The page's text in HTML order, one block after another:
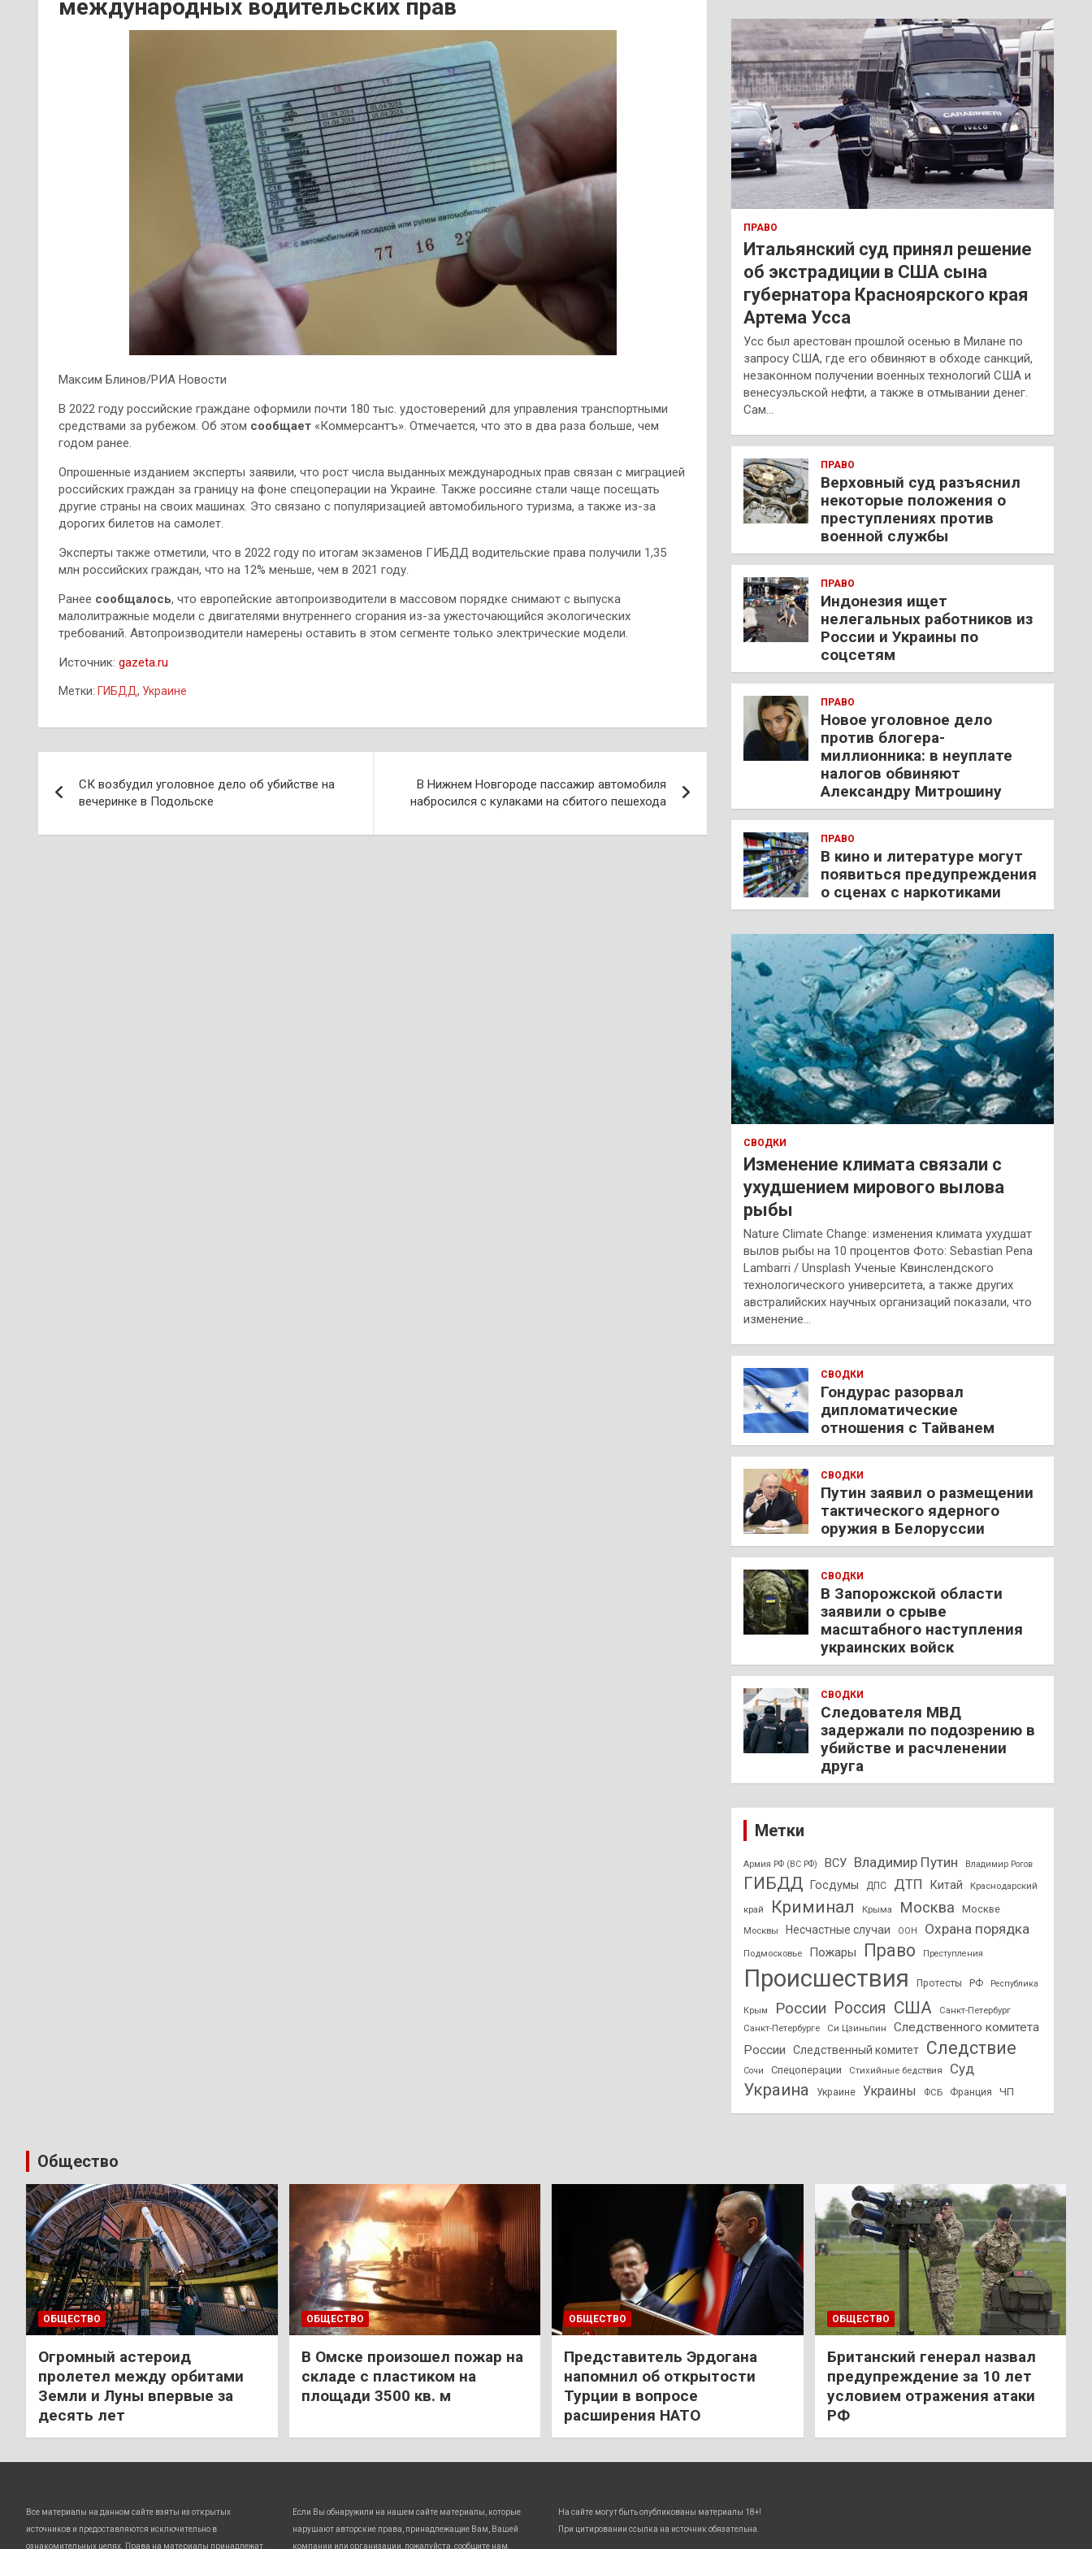
международных водительских прав
Максим Блинов/РИА Новости
В 2022 году российские граждане оформили почти 180 тыс. удостоверений для управления транспортными
средствами за рубежом. Об этом сообщает «Коммерсантъ». Отмечается, что это в два раза больше, чем
годом ранее.
Опрошенные изданием эксперты заявили, что рост числа выданных международных прав связан с миграцией
российских граждан за границу на фоне спецоперации на Украине. Также россияне стали чаще посещать
другие страны на своих машинах. Это связано с популяризацией автомобильного туризма, а также из-за
дорогих билетов на самолет.
Эксперты также отметили, что в 2022 году по итогам экзаменов ГИБДД водительские права получили 1,35
млн российских граждан, что на 12% меньше, чем в 2021 году.
Ранее сообщалось, что европейские автопроизводители в массовом порядке снимают с выпуска
малолитражные модели с двигателями внутреннего сгорания из-за ужесточающийся экологических
требований. Автопроизводители намерены оставить в этом сегменте только электрические модели.
Источник: gazeta.ru
Метки: ГИБДД , Украине
по
записям
СК возбудил уголовное дело об убийстве на
вечеринке в Подольске
В Нижнем Новгороде пассажир автомобиля
набросился с кулаками на сбитого пешехода
к
ПРАВО
Итальянский суд принял решение
об экстрадиции в США сына
губернатора Красноярского края
Артема Усса
Усс был арестован прошлой осенью в Милане по
запросу США, где его обвиняют в обходе санкций,
незаконном получении военных технологий США и
венесуэльской нефти, а также в отмывании денег.
Сам…
ПРАВО
Верховный суд разъяснил
некоторые положения о
преступлениях против
военной службы
ПРАВО
Индонезия ищет
нелегальных работников из
России и Украины по
соцсетям
ПРАВО
Новое уголовное дело
против блогера-
миллионника: в неуплате
налогов обвиняют
Александру Митрошину
ПРАВО
В кино и литературе могут
появиться предупреждения
о сценах с наркотиками
СВОДКИ
Изменение климата связали с
ухудшением мирового вылова
рыбы
Nature Climate Change: изменения климата ухудшат
вылов рыбы на 10 процентов Фото: Sebastian Pena
Lambarri / Unsplash Ученые Квинслендского
технологического университета, а также других
австралийских научных организаций показали, что
изменение…
СВОДКИ
Гондурас разорвал
дипломатические
отношения с Тайванем
СВОДКИ
Путин заявил о размещении
тактического ядерного
оружия в Белоруссии
СВОДКИ
В Запорожской области
заявили о срыве
масштабного наступления
украинских войск
СВОДКИ
Следователя МВД
задержали по подозрению в
убийстве и расчленении
друга
Метки
Армия РФ (ВС РФ) ВСУ Владимир Путин Владимир Рогов
ГИБДД Госдумы ДПС ДТП Китай Краснодарский
край Криминал Крыма Москва Москве
Москвы Несчастные случаи ООН Охрана порядка
Подмосковье Пожары Право Преступления
Происшествия Протесты РФ Республика
Крым России Россия США
Санкт-Петербург
Санкт-Петербурге
Си Цзиньпин
Следственного комитета
России
Следственный комитет Следствие
Сочи Спецоперации Стихийные бедствия Суд
Украина Украине Украины ФСБ Франция ЧП
Общество
ОБЩЕСТВО
Огромный астероид
пролетел между орбитами
Земли и Луны впервые за
десять лет
ОБЩЕСТВО
В Омске произошел пожар на
складе с пластиком на
площади 3500 кв. м
ОБЩЕСТВО
Представитель Эрдогана
напомнил об открытости
Турции в вопросе
расширения НАТО
ОБЩЕСТВО
Британский генерал назвал
предупреждение за 10 лет
условием отражения атаки
РФ
Все материалы на данном сайте взяты из открытых
источников и предоставляются исключительно в
ознакомительных целях. Права на материалы принадлежат
Если Вы обнаружили на нашем сайте материалы, которые
нарушают авторские права, принадлежащие Вам, Вашей
компании или организации, пожалуйста, сообщите нам.
На сайте могут быть опубликованы материалы 18+!
При цитировании ссылка на источник обязательна.